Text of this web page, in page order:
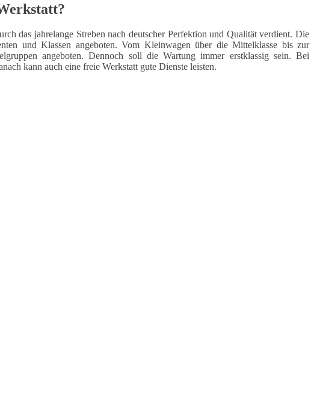
das jahrelange Streben nach deutscher Perfektion und Qualität verdient. Die
und Klassen angeboten. Vom Kleinwagen über die Mittelklasse bis zur
angeboten. Dennoch soll die Wartung immer erstklassig sein. Bei
kann auch eine freie Werkstatt gute Dienste leisten.